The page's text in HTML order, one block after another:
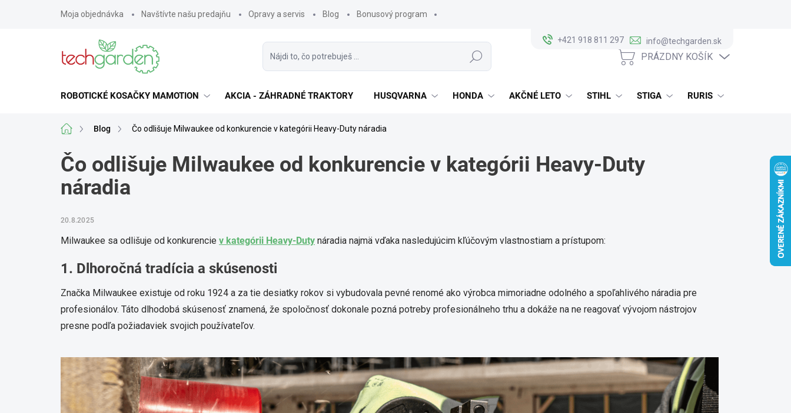
+421 918 811 297
info@techgarden.sk
Moja objednávka Navštívte našu predajňu Opravy a servis Blog Bonusový program
Hľadať
NÁKUPNÝ
PRÁZDNY KOŠÍK
ROBOTICKÉ KOSAČKY MAMOTION AKCIA - ZÁHRADNÉ TRAKTORY HUSQVARNA HONDA AKČNÉ LETO STIHL STIGA RURIS
DomovBlog Čo odlišuje Milwaukee od konkurencie v kategórii Heavy-Duty náradia
Čo odlišuje Milwaukee od konkurencie v kategórii Heavy-Duty
náradia
20.8.2025
Milwaukee sa odlišuje od konkurencie v kategórii Heavy-Duty náradia najmä vďaka nasledujúcim kľúčovým vlastnostiam a prístupom:
1. Dlhoročná tradícia a skúsenosti
Značka Milwaukee existuje od roku 1924 a za tie desiatky rokov si vybudovala pevné renomé ako výrobca mimoriadne odolného a spoľahlivého náradia pre
profesionálov. Táto dlhodobá skúsenosť znamená, že spoločnosť dokonale pozná potreby profesionálneho trhu a dokáže na ne reagovať vývojom nástrojov
presne podľa požiadaviek svojich používateľov.